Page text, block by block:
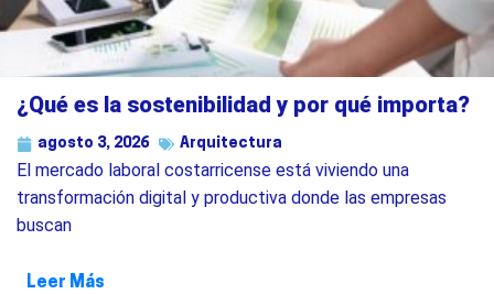
¿Qué es la sostenibilidad y por qué importa?
agosto 3, 2026 Arquitectura
El mercado laboral costarricense está viviendo una
transformación digital y productiva donde las empresas
buscan
Leer Más